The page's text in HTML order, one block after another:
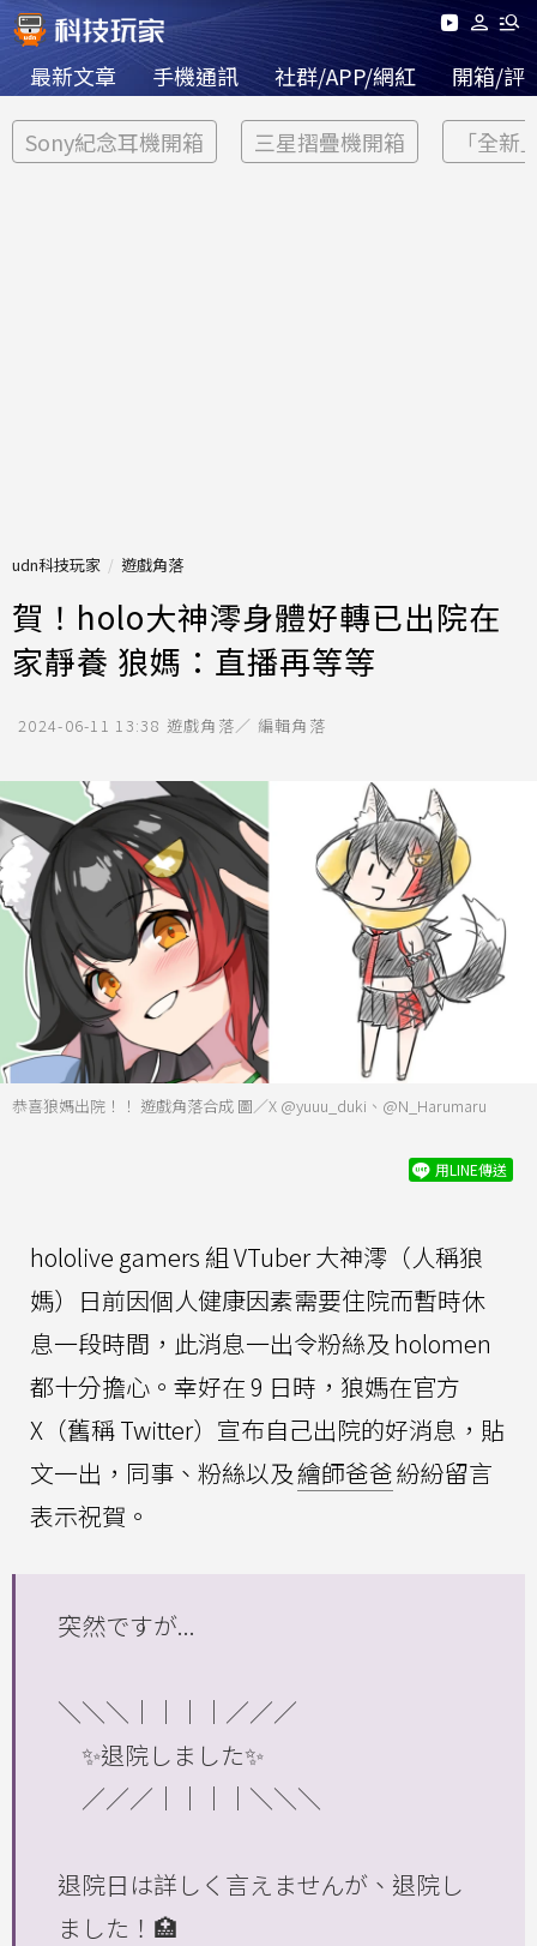
最新文章 手機通訊 社群/APP/網紅 開箱/評
Sony紀念耳機開箱 三星摺疊機開箱 「全新
udn科技玩家 遊戲角落
賀！holo大神澪身體好轉已出院在
家靜養 狼媽：直播再等等
2024-06-11 13:38 遊戲角落／ 編輯角落
恭喜狼媽出院！！ 遊戲角落合成 圖／X @yuuu_duki、@N_Harumaru
用LINE傳送
hololive gamers 組 VTuber 大神澪（人稱狼
媽）日前因個人健康因素需要住院而暫時休
息一段時間，此消息一出令粉絲及 holomen
都十分擔心。幸好在 9 日時，狼媽在官方
X（舊稱 Twitter）宣布自己出院的好消息，貼
文一出，同事、粉絲以及繪師爸爸紛紛留言
表示祝賀。
突然ですが...
＼＼＼｜｜｜｜／／／
✨退院しました✨
／／／｜｜｜｜＼＼＼
退院日は詳しく言えませんが、退院し
ました！🏥